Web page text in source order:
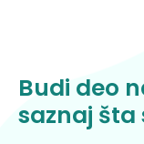
Budi deo
saznaj šta